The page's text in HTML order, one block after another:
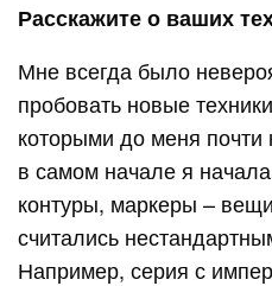
Расскажите о ваших
Мне всегда было
пробовать новые
которыми до меня
в самом начале я
контуры, маркеры –
считались
Например, серия с